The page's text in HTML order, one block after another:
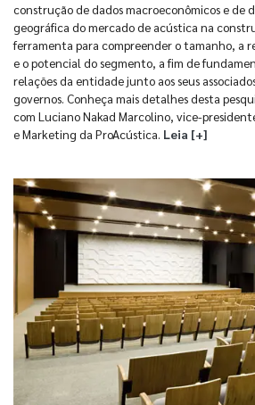
construção de dados macroeconômicos e de
geográfica do mercado de acústica na
ferramenta para compreender o tamanho, a
e o potencial do segmento, a fim de
relações da entidade junto aos seus
governos. Conheça mais detalhes desta
com Luciano Nakad Marcolino, vice-
e Marketing da ProAcústica. Leia [+]